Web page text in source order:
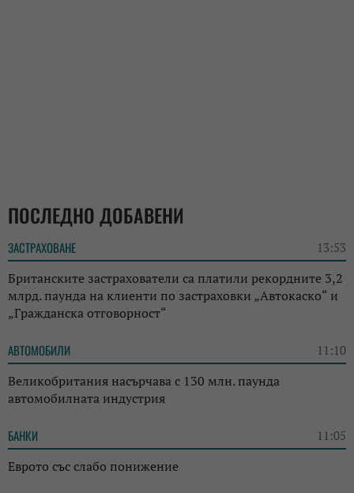
ПОСЛЕДНО ДОБАВЕНИ
ЗАСТРАХОВАНЕ 13:53
Британските застрахователи са платили рекордните 3,2
млрд. паунда на клиенти по застраховки „Автокаско“ и
„Гражданска отговорност“
АВТОМОБИЛИ 11:10
Великобритания насърчава с 130 млн. паунда
автомобилната индустрия
БАНКИ 11:05
Еврото със слабо понижение